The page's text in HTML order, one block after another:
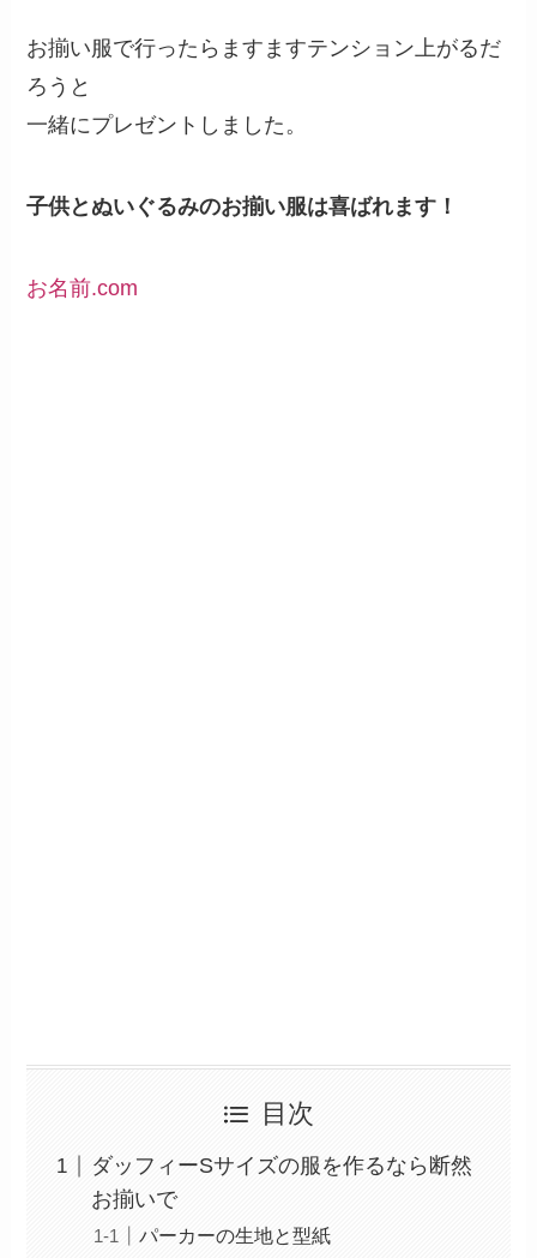
お揃い服で行ったらますますテンション上がるだ
ろうと
一緒にプレゼントしました。
子供とぬいぐるみのお揃い服は喜ばれます！
お名前.com
目次
ダッフィーSサイズの服を作るなら断然
お揃いで
パーカーの生地と型紙